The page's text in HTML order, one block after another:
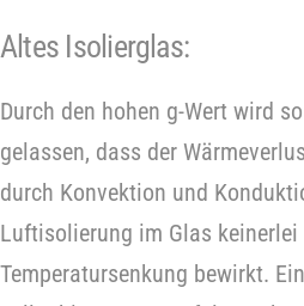
Altes Isolierglas:
Durch den hohen g-Wert wird
gelassen, dass der
durch Konvektion und
Luftisolierung im Glas keinerlei
Temperatursenkung bewirkt.